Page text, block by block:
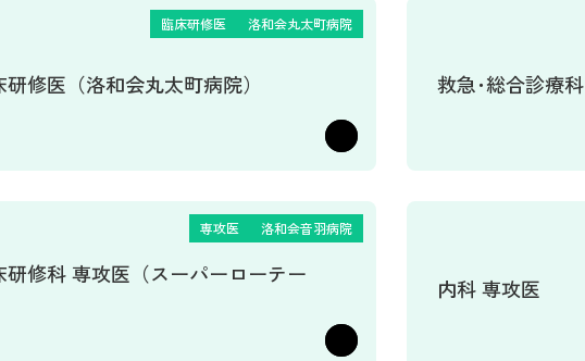
臨床研修医 洛和会丸太町病院
研修医（洛和会丸太町病院） 救急･総合診療科
専攻医 洛和会音羽病院
研修科 専攻医（スーパーローテー
内科 専攻医